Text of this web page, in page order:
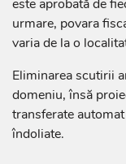
este aprobată de
urmare, povara
varia de la o
Eliminarea scutirii
domeniu, însă
transferate
îndoliate.